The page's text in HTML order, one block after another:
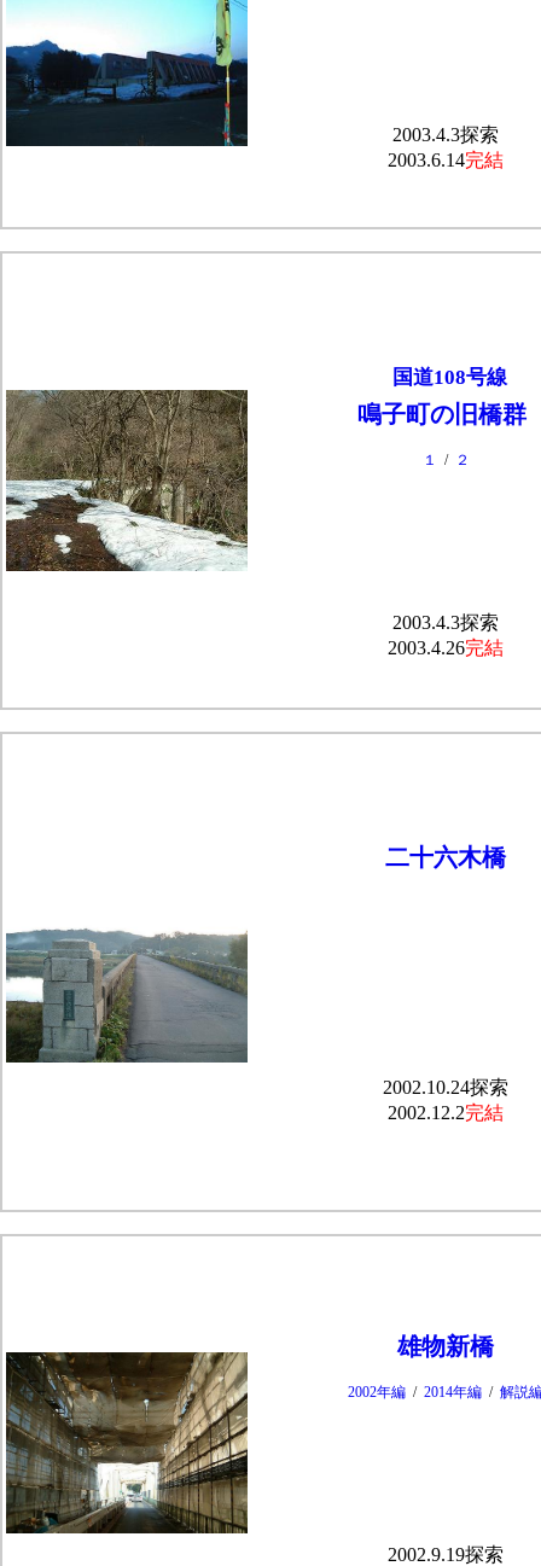
2003.4.3探索
2003.6.14完結
国道108号線
鳴子町の旧橋群
１ / ２
2003.4.3探索
2003.4.26完結
二十六木橋
2002.10.24探索
2002.12.2完結
雄物新橋
2002年編 / 2014年編 / 解説
2002.9.19探索